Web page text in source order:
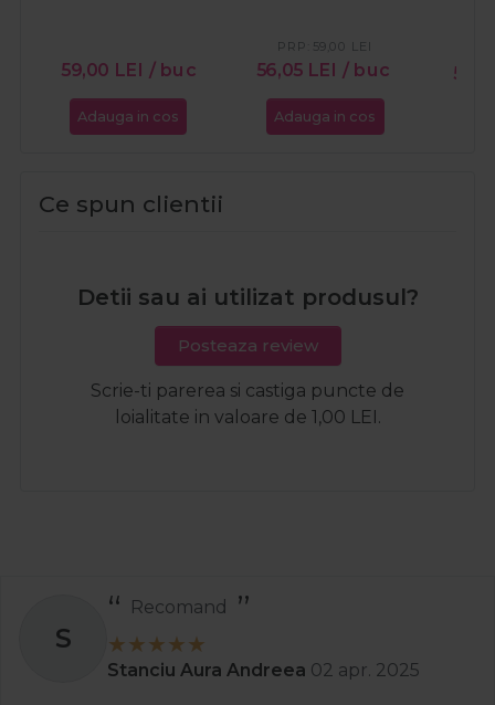
59,00 LEI / buc
Adauga in cos
56,05 LEI / buc
PRP: 59,00 LEI
Adauga in cos
Ce spun clientii
Detii sau ai utilizat produsul?
Posteaza review
Scrie-ti parerea si castiga puncte de
loialitate in valoare de 1,00 LEI.
S
Recomand
Stanciu Aura Andreea 02 apr. 2025